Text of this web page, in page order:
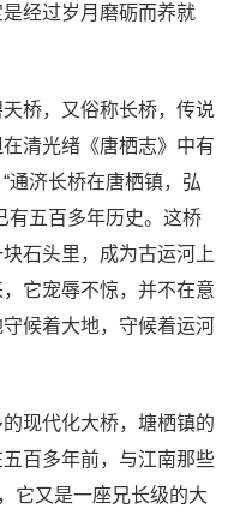
经过岁月磨砺而养就
桥，又俗称长桥，传说
清光绪《唐栖志》中有
通济长桥在唐栖镇，弘
有五百多年历史。这桥
石头里，成为古运河上
它宠辱不惊，并不在意
候着大地，守候着运河
现代化大桥，塘栖镇的
百多年前，与江南那些
它又是一座兄长级的大